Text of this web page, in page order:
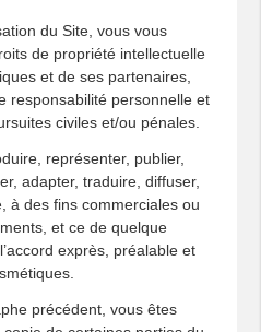
du Site, vous vous
de propriété intellectuelle
et de ses partenaires,
responsabilité personnelle et
civiles et/ou pénales.
représenter, publier,
adapter, traduire, diffuser,
à des fins commerciales ou
et ce de quelque
exprès, préalable et
précédent, vous êtes